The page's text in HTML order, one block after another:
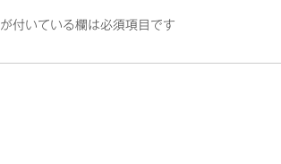
が付いている欄は必須項目です